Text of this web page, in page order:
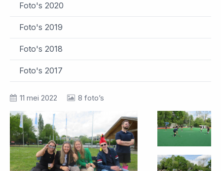
Foto's 2020
Foto's 2019
Foto's 2018
Foto's 2017
11 mei 2022 8 foto’s